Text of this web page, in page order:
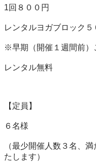
1回８００円
レンタルヨガブロック５
※早期（開催１週間前）
レンタル無料
【定員】
６名様
（最少開催人数３名、
たします）